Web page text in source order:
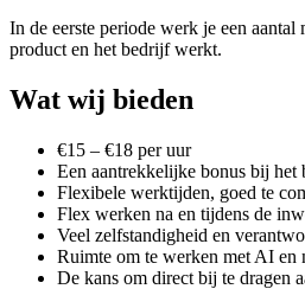
In de eerste periode werk je een
product en het bedrijf werkt.
Wat wij bieden
€15 – €18 per uur
Een aantrekkelijke bonus bij het
Flexibele werktijden, goed te
Flex werken na en tijdens de
Veel zelfstandigheid en
Ruimte om te werken met AI en
De kans om direct bij te dragen